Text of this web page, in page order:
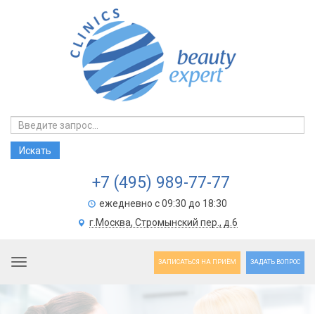
+7 (495) 989-77-77
ежедневно с 09:30 до 18:30
г.Москва, Стромынский пер., д.6
Toggle navigation ЗАПИСАТЬСЯ НА ПРИЁМ ЗАДАТЬ ВОПРОС